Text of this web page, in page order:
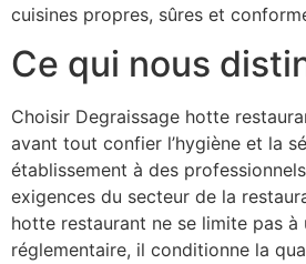
cuisines propres, sûres et
Ce qui nous
Choisir Degraissage hotte
avant tout confier l’hygiène et la
établissement à des
exigences du secteur de la
hotte restaurant ne se limite pas à
réglementaire, il conditionne la